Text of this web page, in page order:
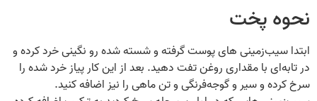
نحوه پخت
ابتدا سیب‌زمینی‌ های پوست گرفته و شسته شده رو نگینی خرد کرده و
در تابه‌ای با مقداری روغن تفت دهید. بعد از این کار پیاز خرد شده را
سرخ کرده و سیر و گوجه‌فرنگی و تن ماهی را نیز اضافه کنید.